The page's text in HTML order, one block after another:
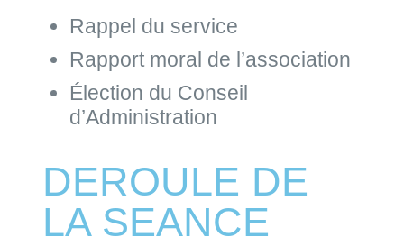
Rappel du service
Rapport moral de l’association
Élection du Conseil
d’Administration
DEROULE DE
LA SEANCE